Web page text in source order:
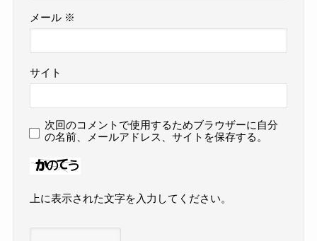
メール ※
サイト
次回のコメントで使用するためブラウザーに自分
の名前、メールアドレス、サイトを保存する。
上に表示された文字を入力してください。